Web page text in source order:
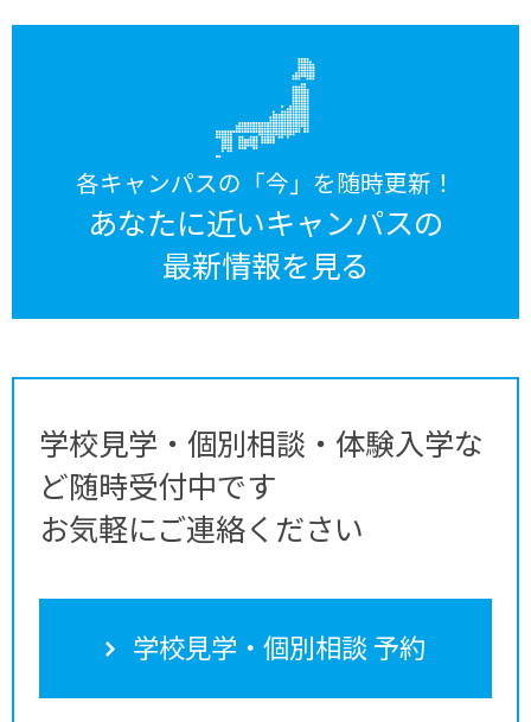
各キャンパスの「今」を随時更新！
あなたに近いキャンパスの
最新情報を見る
学校見学・個別相談・体験入学な
ど随時受付中です
お気軽にご連絡ください
学校見学・個別相談 予約